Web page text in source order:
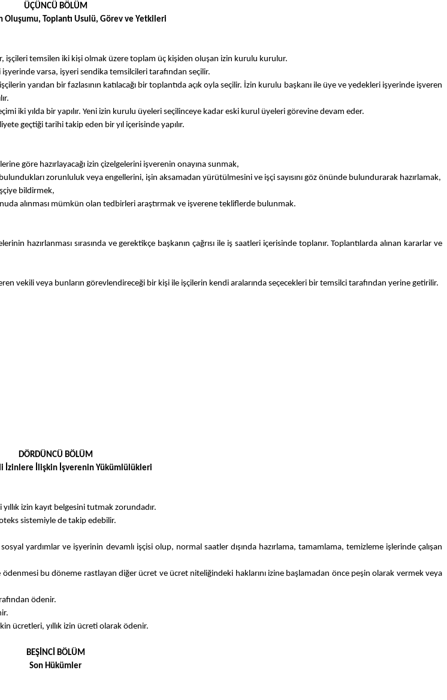
ÜÇÜNCÜ BÖLÜM
Oluşumu, Toplantı Usulü, Görev ve Yetkileri
işçileri temsilen iki kişi olmak üzere toplam üç kişiden oluşan izin kurulu kurulur.
varsa, işyeri sendika temsilcileri tarafından seçilir.
yarıdan bir fazlasının katılacağı bir toplantıda açık oyla seçilir. İzin kurulu başkanı ile üye ve yedekleri işyerinde işveren
iki yılda bir yapılır. Yeni izin kurulu üyeleri seçilinceye kadar eski kurul üyeleri görevine devam eder.
geçtiği tarihi takip eden bir yıl içerisinde yapılır.
göre hazırlayacağı izin çizelgelerini işverenin onayına sunmak,
zorunluluk veya engellerini, işin aksamadan yürütülmesini ve işçi sayısını göz önünde bulundurarak hazırlamak,
bildirmek,
alınması mümkün olan tedbirleri araştırmak ve işverene tekliflerde bulunmak.
hazırlanması sırasında ve gerektikçe başkanın çağrısı ile iş saatleri içerisinde toplanır. Toplantılarda alınan kararlar ve
vekili veya bunların görevlendireceği bir kişi ile işçilerin kendi aralarında seçecekleri bir temsilci tarafından yerine getirilir.
DÖRDÜNCÜ BÖLÜM
İzinlere İlişkin İşverenin Yükümlülükleri
izin kayıt belgesini tutmak zorundadır.
sistemiyle de takip edebilir.
yardımlar ve işyerinin devamlı işçisi olup, normal saatler dışında hazırlama, tamamlama, temizleme işlerinde çalışan
bu döneme rastlayan diğer ücret ve ücret niteliğindeki haklarını izine başlamadan önce peşin olarak vermek veya
ödenir.
ücretleri, yıllık izin ücreti olarak ödenir.
BEŞİNCİ BÖLÜM
Son Hükümler